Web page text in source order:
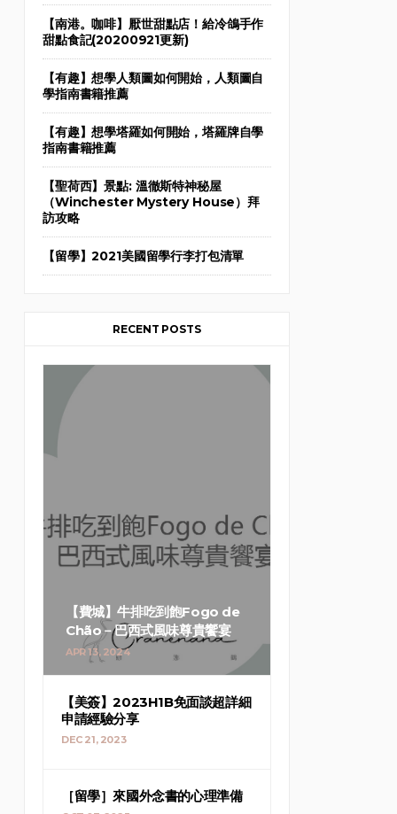
【南港。咖啡】厭世甜點店！給冷鴿手作
甜點食記(20200921更新)
【有趣】想學人類圖如何開始，人類圖自
學指南書籍推薦
【有趣】想學塔羅如何開始，塔羅牌自學
指南書籍推薦
【聖荷西】景點: 溫徹斯特神秘屋
（Winchester Mystery House）拜
訪攻略
【留學】2021美國留學行李打包清單
RECENT POSTS
【費城】牛排吃到飽Fogo de
Chão－巴西式風味尊貴饗宴
APR 13, 2024
【美簽】2023H1B免面談超詳細
申請經驗分享
DEC 21, 2023
［留學］來國外念書的心理準備